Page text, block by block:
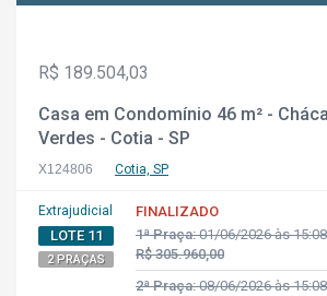
R$ 189.504,03
Casa em Condomínio 46 m² -
Verdes - Cotia - SP
X124806 Cotia, SP
Extrajudicial
LOTE 11
2 PRAÇAS
FINALIZADO
1ª Praça:01/06/2026 às 15:08
R$ 305.960,00
2ª Praça:08/06/2026 às 15:08